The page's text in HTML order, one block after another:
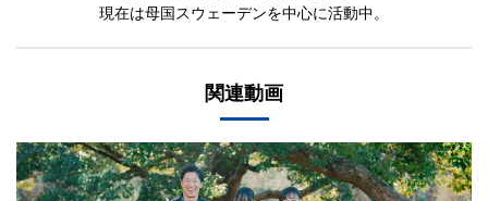
現在は母国スウェーデンを中心に活動中。
関連動画